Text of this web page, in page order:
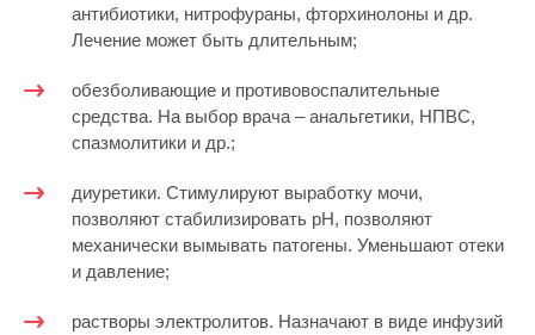
антибиотики, нитрофураны, фторхинолоны и др.
Лечение может быть длительным;
обезболивающие и противовоспалительные
средства. На выбор врача – анальгетики, НПВС,
спазмолитики и др.;
диуретики. Стимулируют выработку мочи,
позволяют стабилизировать рН, позволяют
механически вымывать патогены. Уменьшают отеки
и давление;
растворы электролитов. Назначают в виде инфузий